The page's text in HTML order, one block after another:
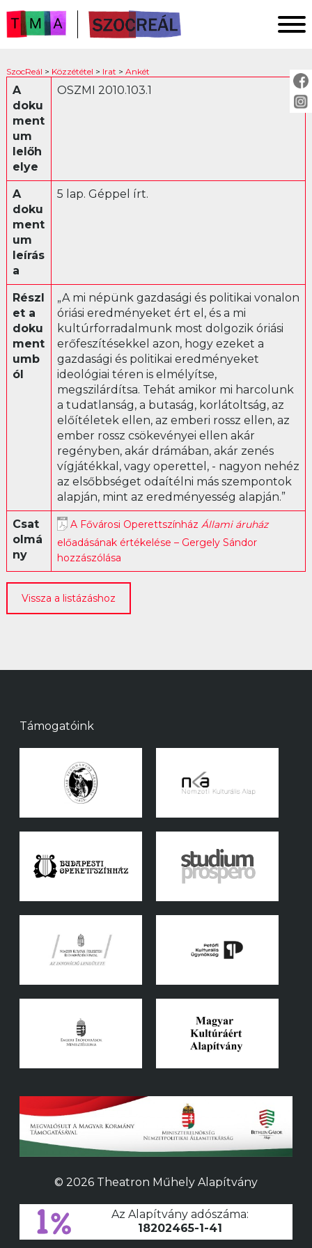
FŐOLDAL
KUTATÁS
KÖZZÉTÉTEL
KÖZVETÍTÉS
KÖZZÉTÉTEL:
Fotó
Irat
Ankét
Levél
Műsor
Librettó
SzocReál > Közzététel > Irat > Ankét
A
doku
ment
um
lelőh
elye
OSZMI 2010.103.1
A
doku
ment
um
leírás
a
5 lap. Géppel írt.
Részl
et a
doku
ment
umb
ól
„A mi népünk gazdasági és politikai vonalon
óriási eredményeket ért el, és a mi
kultúrforradalmunk most dolgozik óriási
erőfeszítésekkel azon, hogy ezeket a
gazdasági és politikai eredményeket
ideológiai téren is elmélyítse,
megszilárdítsa. Tehát amikor mi harcolunk
a tudatlanság, a butaság, korlátoltság, az
előítéletek ellen, az emberi rossz ellen, az
ember rossz csökevényei ellen akár
regényben, akár drámában, akár zenés
vígjátékkal, vagy operettel, - nagyon nehéz
az elsőbbséget odaítélni más szempontok
alapján, mint az eredményesség alapján.”
Csat
olmá
ny
A Fővárosi Operettszínház Állami áruház
előadásának értékelése – Gergely Sándor
hozzászólása
Vissza a listázáshoz
Támogatóink
© 2026 Theatron Műhely Alapítvány
Az Alapítvány adószáma:
18202465-1-41